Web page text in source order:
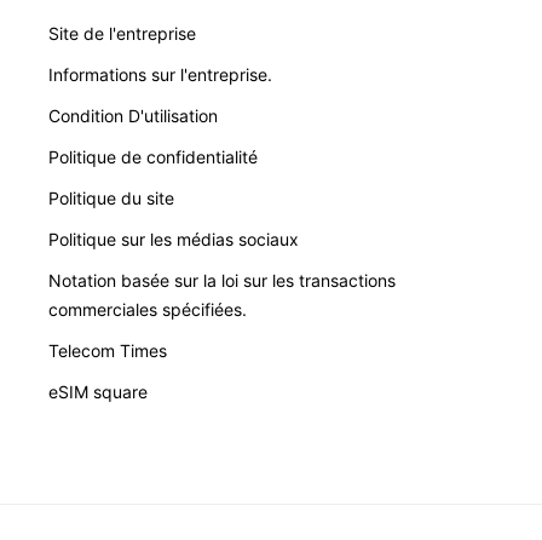
Site de l'entreprise
Informations sur l'entreprise.
Condition D'utilisation
Politique de confidentialité
Politique du site
Politique sur les médias sociaux
Notation basée sur la loi sur les transactions
commerciales spécifiées.
Telecom Times
eSIM square